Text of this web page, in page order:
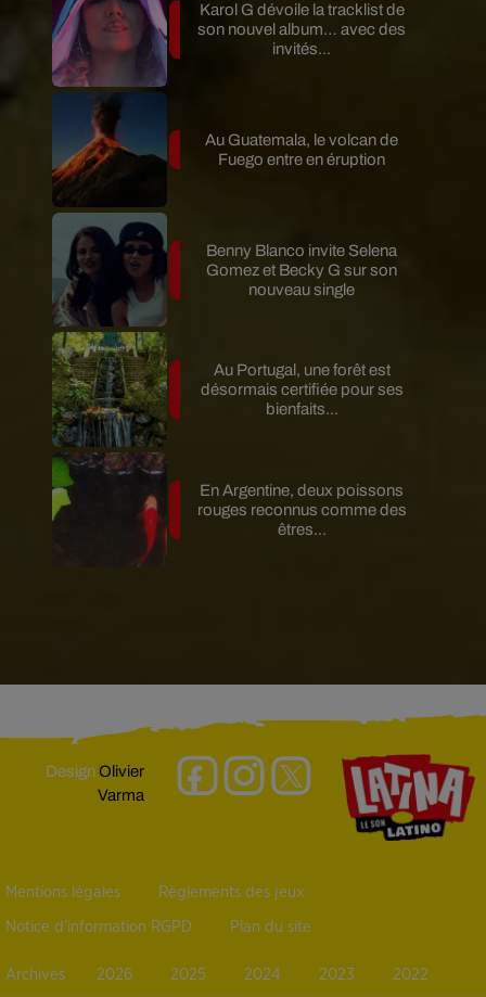
Karol G dévoile la tracklist de
son nouvel album… avec des
invités...
Au Guatemala, le volcan de
Fuego entre en éruption
Benny Blanco invite Selena
Gomez et Becky G sur son
nouveau single
Au Portugal, une forêt est
désormais certifiée pour ses
bienfaits...
En Argentine, deux poissons
rouges reconnus comme des
êtres...
DesignOlivier
Varma
Mentions légales Règlements des jeux
Notice d’information RGPD Plan du site
Archives 2026 2025 2024 2023 2022